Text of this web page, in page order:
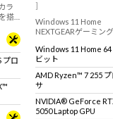
ラ
搭
プロ
]
Windows 11 Home
NEXTGEARゲーミン
ーズ搭載モデルが登
体デザインの外観を
に。シャープな筐体
のスペックを搭載。
Windows 11 Home 64
ビット
AMD Ryzen™ 7 255
サ
NVIDIA® GeForce
5050 Laptop GPU